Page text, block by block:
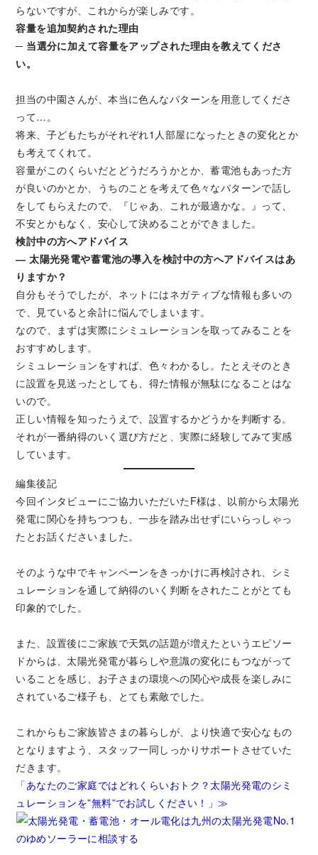
らないですが、これからが楽しみです。
容量を追加契約された理由
─ 当選分に加えて容量をアップされた理由を教えてくださ
い。
担当の中園さんが、本当に色んなパターンを用意してくださ
って…。
将来、子どもたちがそれぞれ1人部屋になったときの変化とか
も考えてくれて。
容量がこのくらいだとどうだろうかとか、蓄電池もあった方
が良いのかとか、うちのことを考えて色々なパターンで話し
をしてもらえたので、『じゃあ、これが最適かな。』って、
不安とかもなく、安心して決めることができました。
検討中の方へアドバイス
― 太陽光発電や蓄電池の導入を検討中の方へアドバイスはあ
りますか？
自分もそうでしたが、ネットにはネガティブな情報も多いの
で、見ていると余計に悩んでしまいます。
なので、まずは実際にシミュレーションを取ってみることを
おすすめします。
シミュレーションをすれば、色々わかるし。たとえそのとき
に設置を見送ったとしても、得た情報が無駄になることはな
いので。
正しい情報を知ったうえで、設置するかどうかを判断する。
それが一番納得のいく選び方だと、実際に経験してみて実感
しています。
編集後記
今回インタビューにご協力いただいたF様は、以前から太陽光
発電に関心を持ちつつも、一歩を踏み出せずにいらっしゃっ
たとお話くださいました。
そのような中でキャンペーンをきっかけに再検討され、シミ
ュレーションを通して納得のいく判断をされたことがとても
印象的でした。
また、設置後にご家族で天気の話題が増えたというエピソー
ドからは、太陽光発電が暮らしや意識の変化にもつながって
いることを感じ、お子さまの環境への関心や成長を楽しみに
されているご様子も、とても素敵でした。
これからもご家族皆さまの暮らしが、より快適で安心なもの
となりますよう、スタッフ一同しっかりサポートさせていた
だきます。
「あなたのご家庭ではどれくらいおトク？太陽光発電のシミ
ュレーションを”無料”でお試しください！」≫